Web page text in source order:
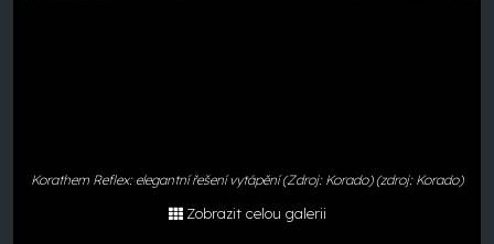
Korathem Reflex: elegantní řešení vytápění (Zdroj: Korado) (zdroj: Korado)
Zobrazit celou galerii